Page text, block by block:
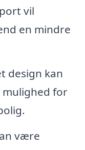
vil
en mindre
design kan
for
være